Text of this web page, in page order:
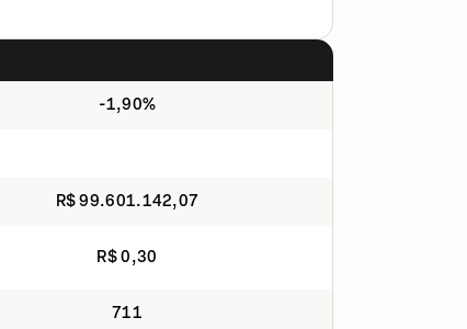
-1,90%
R$ 99.601.142,07
R$ 0,30
711